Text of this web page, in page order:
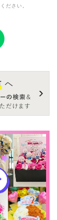
ださい。